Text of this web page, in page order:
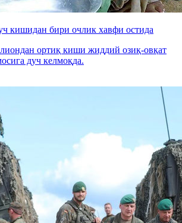
кишидан бири очлик хавфи остида
ортиқ киши жиддий озиқ-овқат
дуч келмоқда.